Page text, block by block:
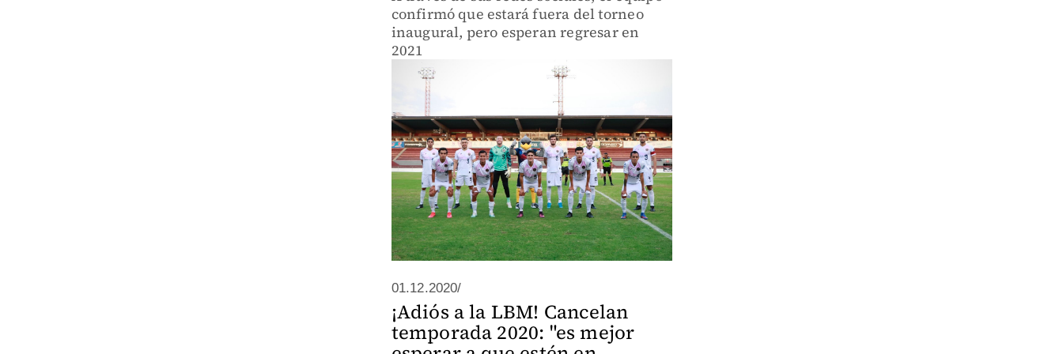
confirmó que estará fuera del torneo
inaugural, pero esperan regresar en
2021
01.12.2020/
¡Adiós a la LBM! Cancelan
temporada 2020: "es mejor